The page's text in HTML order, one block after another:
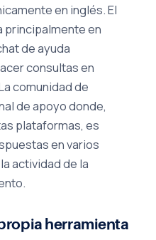
en inglés. El
en
de ayuda
consultas en
comunidad de
de apoyo donde,
plataformas, es
en varios
actividad de la
herramienta